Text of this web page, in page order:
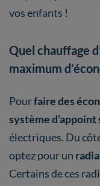
vos enfants !
Quel chauffage
maximum
Pourfaire des
système
électriques. Du
optez pour un
Certains de ces